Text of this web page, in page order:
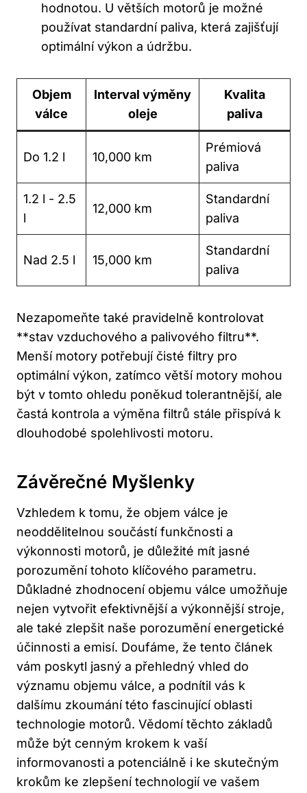
hodnotou. U větších motorů je možné
používat standardní paliva, která zajišťují
optimální výkon a údržbu.
Objem
válce
Interval výměny
oleje
Kvalita‍
paliva
Do 1.2 l 10,000 km
Prémiová
paliva
1.2 l -‌ 2.5
l
12,000 km
Standardní ​
paliva
Nad 2.5 l 15,000 km
Standardní
paliva
Nezapomeňte také pravidelně kontrolovat
**stav vzduchového ⁤a palivového filtru**.
Menší motory potřebují čisté filtry pro
optimální výkon, zatímco větší motory mohou
být‍ v tomto ohledu poněkud tolerantnější, ale
častá kontrola a výměna filtrů stále přispívá k
dlouhodobé spolehlivosti motoru.
Závěrečné ⁣myšlenky
Vzhledem k tomu, že objem válce je
neoddělitelnou součástí funkčnosti a
výkonnosti motorů, je důležité mít jasné
porozumění tohoto‌ klíčového parametru.
Důkladné zhodnocení objemu válce umožňuje
nejen vytvořit efektivnější a výkonnější stroje,
ale také zlepšit naše porozumění energetické
‌účinnosti⁢ a​ emisí. Doufáme, že tento článek
vám‍ poskytl jasný a přehledný ⁣vhled do
významu objemu⁤ válce,‍ a podnítil ⁣vás k
dalšímu zkoumání této fascinující oblasti
technologie motorů. Vědomí těchto základů
může být cenným krokem k vaší
⁤informovanosti a potenciálně i ke skutečným
⁣krokům ke zlepšení technologií ve vašem